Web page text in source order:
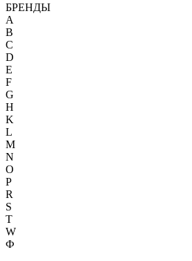
БРЕНДЫ
A
B
C
D
E
F
G
H
K
L
M
N
O
P
R
S
T
W
Ф